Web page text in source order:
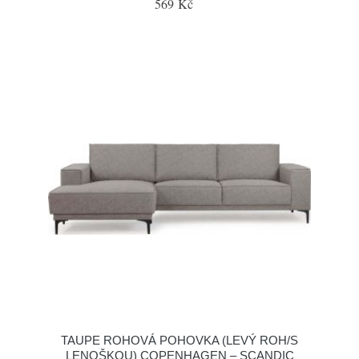
569 Kč
TAUPE ROHOVÁ POHOVKA (LEVÝ ROH/S
LENOŠKOU) COPENHAGEN – SCANDIC